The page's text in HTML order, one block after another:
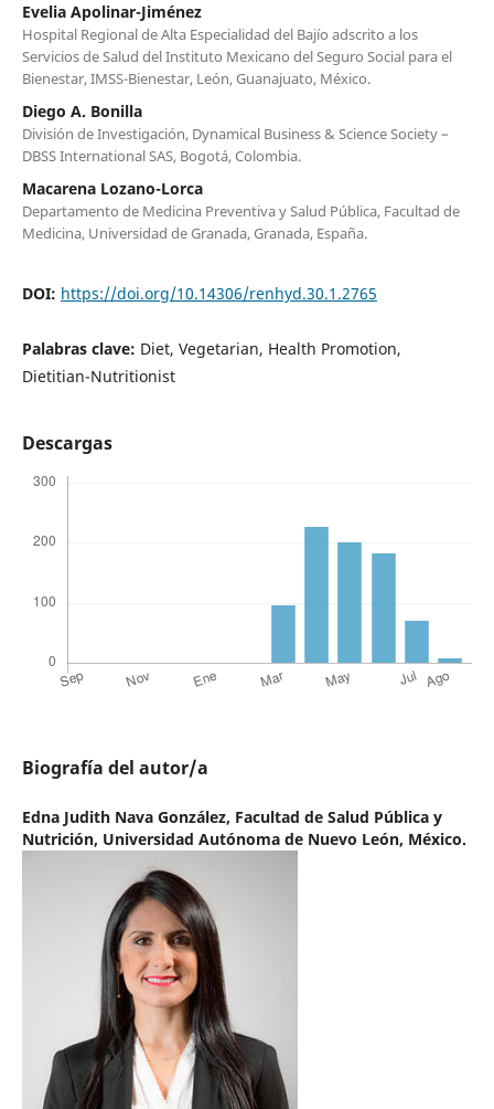
Evelia Apolinar-Jiménez
Hospital Regional de Alta Especialidad del Bajío adscrito a los
Servicios de Salud del Instituto Mexicano del Seguro Social para el
Bienestar, IMSS-Bienestar, León, Guanajuato, México.
Diego A. Bonilla
División de Investigación, Dynamical Business & Science Society –
DBSS International SAS, Bogotá, Colombia.
Macarena Lozano-Lorca
Departamento de Medicina Preventiva y Salud Pública, Facultad de
Medicina, Universidad de Granada, Granada, España.
DOI: https://doi.org/10.14306/renhyd.30.1.2765
Palabras clave: Diet, Vegetarian, Health Promotion,
Dietitian-Nutritionist
Descargas
Biografía del autor/a
Edna Judith Nava González, Facultad de Salud Pública y
Nutrición, Universidad Autónoma de Nuevo León, México.